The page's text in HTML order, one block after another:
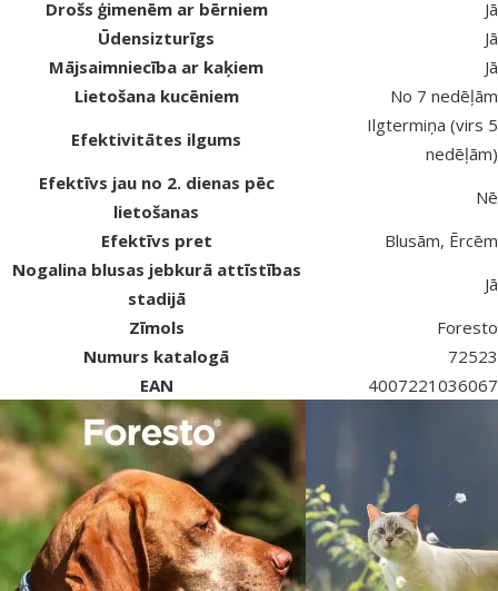
Drošs ģimenēm ar bērniem
Jā
Ūdensizturīgs
Jā
Mājsaimniecība ar kaķiem
Jā
Lietošana kucēniem
No 7 nedēļām
Efektivitātes ilgums
Ilgtermiņa (virs 5
nedēļām)
Efektīvs jau no 2. dienas pēc
lietošanas
Nē
Efektīvs pret
Blusām, Ērcēm
Nogalina blusas jebkurā attīstības
stadijā
Jā
Zīmols
Foresto
Numurs katalogā
72523
EAN
4007221036067